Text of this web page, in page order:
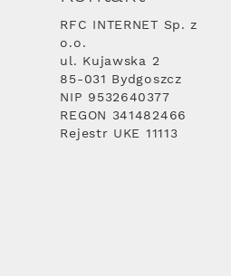
RFC INTERNET Sp. z
o.o.
ul. Kujawska 2
85-031 Bydgoszcz
NIP 9532640377
REGON 341482466
Rejestr UKE 11113